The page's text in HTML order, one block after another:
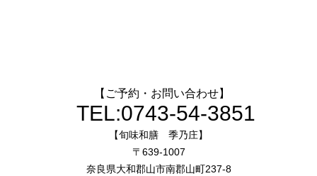
【ご予約・お問い合わせ】
TEL:0743-54-3851
【旬味和膳 季乃庄】
〒639-1007
奈良県大和郡山市南郡山町237-8